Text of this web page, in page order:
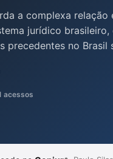
a complexa relação
jurídico
precedentes no
do
claro sobre o
acessos